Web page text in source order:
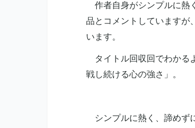
作者自身がシンプルに熱
品とコメントしていますが
います。
タイトル回収回でわかる
戦し続ける心の強さ」。
シンプルに熱く、諦めず